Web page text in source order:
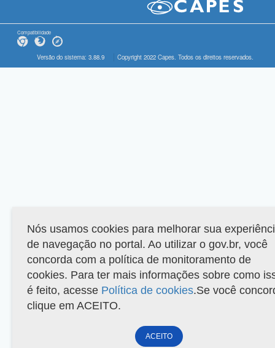
Compatibilidade
Versão do sistema: 3.88.9 Copyright 2022 Capes. Todos os direitos reservados.
Nós usamos cookies para melhorar sua
de navegação no portal. Ao utilizar o gov.br, você
concorda com a política de monitoramento de
cookies. Para ter mais informações sobre como
é feito, acesse Política de cookies.Se você
clique em ACEITO.
ACEITO